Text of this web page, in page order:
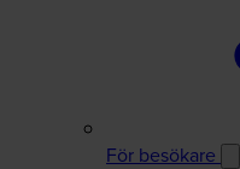
För besökare